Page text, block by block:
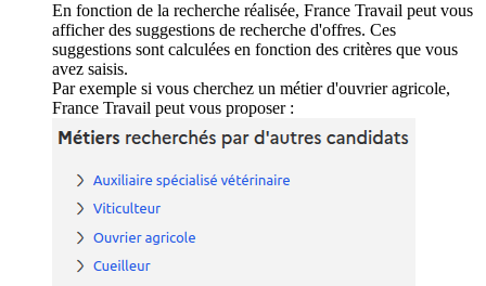
En fonction de la recherche réalisée, France Travail peut vous
afficher des suggestions de recherche d'offres. Ces
suggestions sont calculées en fonction des critères que vous
avez saisis.
Par exemple si vous cherchez un métier d'ouvrier agricole,
France Travail peut vous proposer :